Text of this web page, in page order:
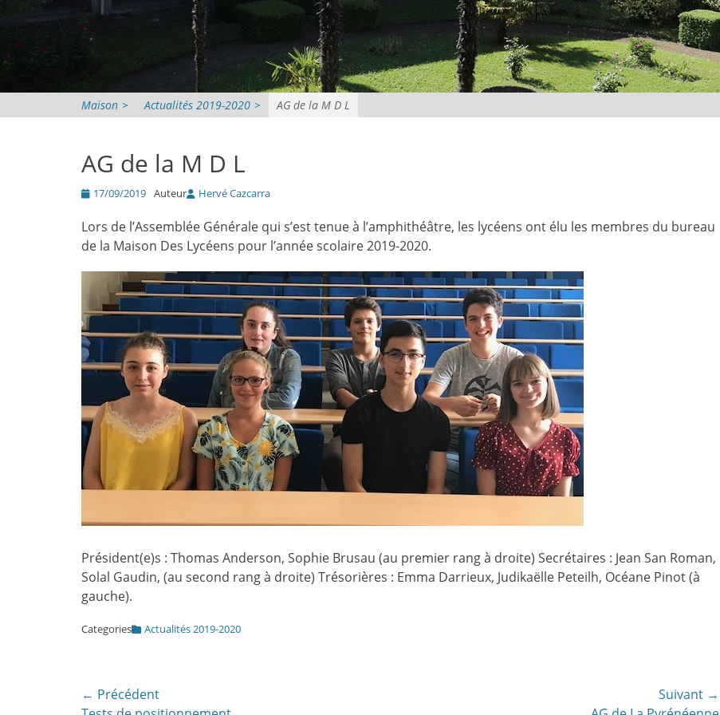
Maison > Actualités 2019-2020 > AG de la M D L
AG de la M D L
Posté17/09/2019 Auteur Hervé Cazcarra
Lors de l’Assemblée Générale qui s’est tenue à l’amphithéâtre, les lycéens ont élu les membres du bureau
de la Maison Des Lycéens pour l’année scolaire 2019-2020.
Président(e)s : Thomas Anderson, Sophie Brusau (au premier rang à droite) Secrétaires : Jean San Roman,
Solal Gaudin, (au second rang à droite) Trésorières : Emma Darrieux, Judikaëlle Peteilh, Océane Pinot (à
gauche).
Categories Actualités 2019-2020
Navigation
← Précédent
Suivant →